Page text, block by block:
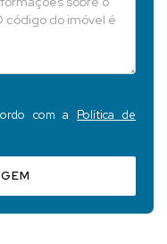
com a Política de